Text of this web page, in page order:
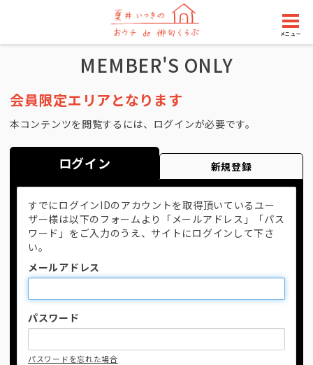
メニュー
MEMBER'S ONLY
会員限定エリアとなります
本コンテンツを閲覧するには、ログインが必要です。
ログイン 新規登録
すでにログインIDのアカウントを取得頂いているユー
ザー様は以下のフォームより「メールアドレス」「パス
ワード」をご入力のうえ、サイトにログインして下さ
い。
メールアドレス
パスワード
パスワードを忘れた場合